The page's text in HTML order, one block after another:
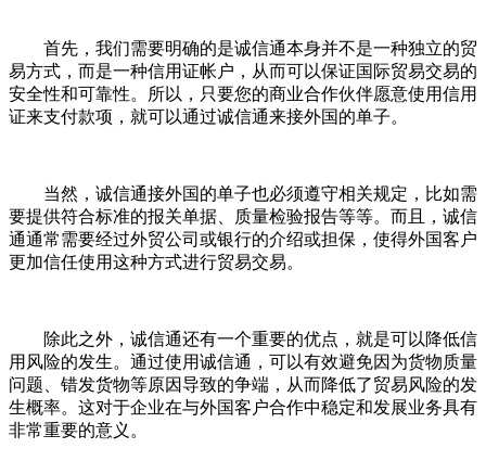
首先，我们需要明确的是诚信通本身并不是一种独立的贸
易方式，而是一种信用证帐户，从而可以保证国际贸易交易的
安全性和可靠性。所以，只要您的商业合作伙伴愿意使用信用
证来支付款项，就可以通过诚信通来接外国的单子。
当然，诚信通接外国的单子也必须遵守相关规定，比如需
要提供符合标准的报关单据、质量检验报告等等。而且，诚信
通通常需要经过外贸公司或银行的介绍或担保，使得外国客户
更加信任使用这种方式进行贸易交易。
除此之外，诚信通还有一个重要的优点，就是可以降低信
用风险的发生。通过使用诚信通，可以有效避免因为货物质量
问题、错发货物等原因导致的争端，从而降低了贸易风险的发
生概率。这对于企业在与外国客户合作中稳定和发展业务具有
非常重要的意义。